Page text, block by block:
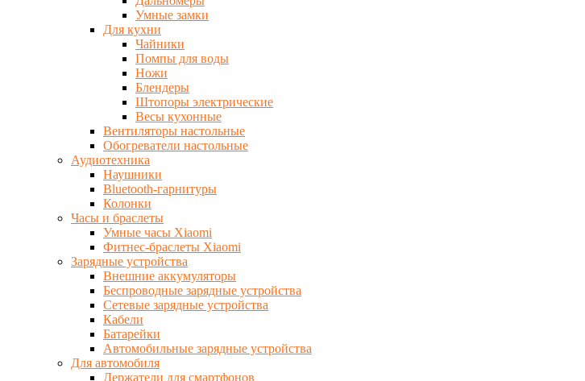
Умные замки
Для кухни
Чайники
Помпы для воды
Ножи
Блендеры
Штопоры электрические
Весы кухонные
Вентиляторы настольные
Обогреватели настольные
Аудиотехника
Наушники
Bluetooth-гарнитуры
Колонки
Часы и браслеты
Умные часы Xiaomi
Фитнес-браслеты Xiaomi
Зарядные устройства
Внешние аккумуляторы
Беспроводные зарядные устройства
Сетевые зарядные устройства
Кабели
Батарейки
Автомобильные зарядные устройства
Для автомобиля
Держатели для смартфонов